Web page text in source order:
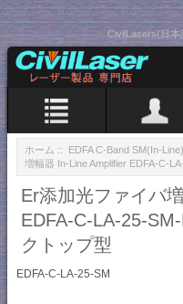
CivilLasers(日本
ホーム :: EDFA C-Band SM(In-Line)
増幅器 In-Line Amplifier EDFA-C-
Er添加光ファイバ
EDFA-C-LA-25-
クトップ型
EDFA-C-LA-25-SM